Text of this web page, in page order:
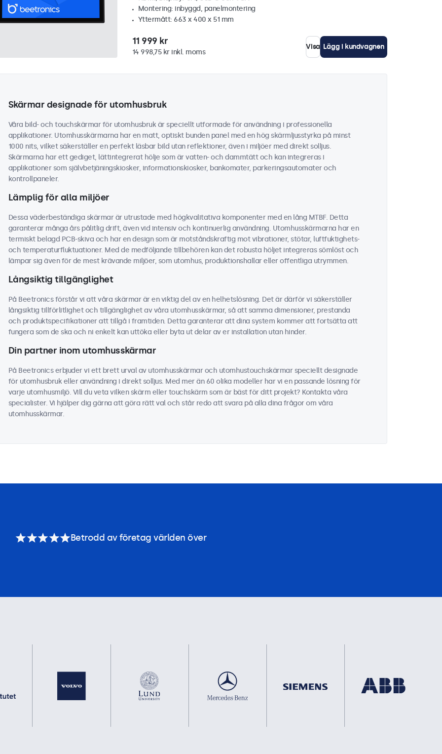
Montering: inbyggd, panelmontering
Yttermått: 663 x 400 x 51 mm
11 999 kr
14 998,75 kr inkl. moms
Visa Lägg i kundvagnen
Skärmar designade för utomhusbruk
Våra bild- och touchskärmar för utomhusbruk är speciellt utformade för användning i professionella
applikationer. Utomhusskärmarna har en matt, optiskt bunden panel med en hög skärmljusstyrka på minst
1000 nits, vilket säkerställer en perfekt läsbar bild utan reflektioner, även i miljöer med direkt solljus.
Skärmarna har ett gediget, lättintegrerat hölje som är vatten- och dammtätt och kan integreras i
applikationer som självbetjäningskiosker, informationskiosker, bankomater, parkeringsautomater och
kontrollpaneler.
Lämplig för alla miljöer
Dessa väderbeständiga skärmar är utrustade med högkvalitativa komponenter med en lång MTBF. Detta
garanterar många års pålitlig drift, även vid intensiv och kontinuerlig användning. Utomhusskärmarna har en
termiskt belagd PCB-skiva och har en design som är motståndskraftig mot vibrationer, stötar, luftfuktighets-
och temperaturfluktuationer. Med de medföljande tillbehören kan det robusta höljet integreras sömlöst och
lämpar sig även för de mest krävande miljöer, som utomhus, produktionshallar eller offentliga utrymmen.
Långsiktig tillgänglighet
På Beetronics förstår vi att våra skärmar är en viktig del av en helhetslösning. Det är därför vi säkerställer
långsiktig tillförlitlighet och tillgänglighet av våra utomhusskärmar, så att samma dimensioner, prestanda
och produktspecifikationer att tillgå i framtiden. Detta garanterar att dina system kommer att fortsätta att
fungera som de ska och ni enkelt kan uttöka eller byta ut delar av er installation utan hinder.
Din partner inom utomhusskärmar
På Beetronics erbjuder vi ett brett urval av utomhusskärmar och utomhustouchskärmar speciellt designade
för utomhusbruk eller användning i direkt solljus. Med mer än 60 olika modeller har vi en passande lösning för
varje utomhusmiljö. Vill du veta vilken skärm eller touchskärm som är bäst för ditt projekt? Kontakta våra
specialister. Vi hjälper dig gärna att göra rätt val och står redo att svara på alla dina frågor om våra
utomhusskärmar.
Betrodd av företag världen över